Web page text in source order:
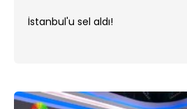
İstanbul'u sel aldı!